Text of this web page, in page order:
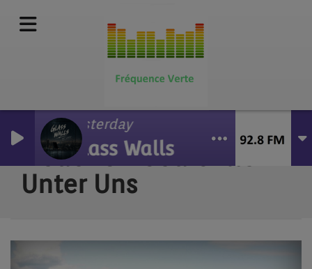
Yesterday
Glass Walls
Lieder Un Gedichtle
Unter Uns